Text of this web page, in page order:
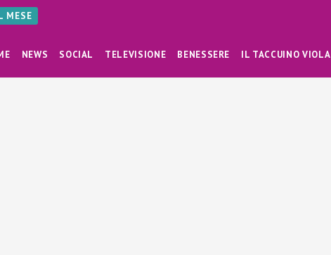
MESE
NEWS SOCIAL TELEVISIONE BENESSERE IL TACCUINO VIOLA